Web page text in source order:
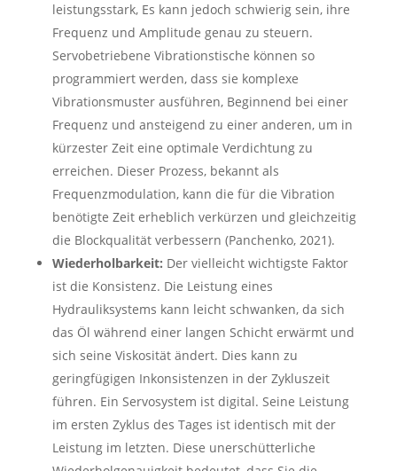
leistungsstark, Es kann jedoch schwierig sein, ihre
Frequenz und Amplitude genau zu steuern.
Servobetriebene Vibrationstische können so
programmiert werden, dass sie komplexe
Vibrationsmuster ausführen, Beginnend bei einer
Frequenz und ansteigend zu einer anderen, um in
kürzester Zeit eine optimale Verdichtung zu
erreichen. Dieser Prozess, bekannt als
Frequenzmodulation, kann die für die Vibration
benötigte Zeit erheblich verkürzen und gleichzeitig
die Blockqualität verbessern (Panchenko, 2021).
Wiederholbarkeit: Der vielleicht wichtigste Faktor
ist die Konsistenz. Die Leistung eines
Hydrauliksystems kann leicht schwanken, da sich
das Öl während einer langen Schicht erwärmt und
sich seine Viskosität ändert. Dies kann zu
geringfügigen Inkonsistenzen in der Zykluszeit
führen. Ein Servosystem ist digital. Seine Leistung
im ersten Zyklus des Tages ist identisch mit der
Leistung im letzten. Diese unerschütterliche